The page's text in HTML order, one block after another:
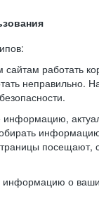
работать
неправильно.
информацию,
посещают,
информацию о